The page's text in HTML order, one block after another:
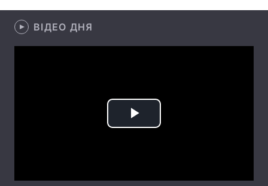
Техно і зв'язок
ВІДЕО ДНЯ
Play